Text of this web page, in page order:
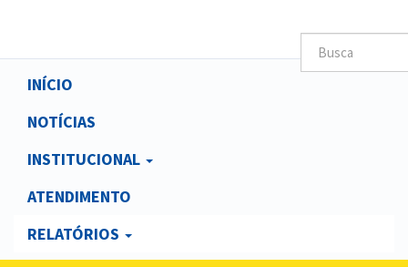
Main
navigation
INÍCIO
NOTÍCIAS
INSTITUCIONAL
ATENDIMENTO
RELATÓRIOS